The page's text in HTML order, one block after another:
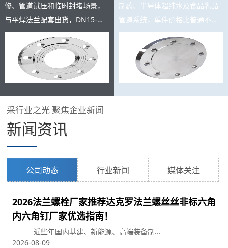
修、管道试压和临时封堵场景，
与平焊法兰配套出货，DN15-
DN600规格齐全，复购率高，可
与主产品同批交货。
制药、半导体超纯水及食品乳品
管道系统，单件价格比普通不锈
钢法兰高3-8倍，是高附加值精密
采行业之光 聚焦企业新闻
新闻资讯
公司动态 行业新闻 媒体关注
2026法兰螺栓厂家推荐达克罗法兰螺丝丝非标六角
内六角钉厂家优选指南！
近些年国内基建、新能源、高端装备制...
2026-08-09